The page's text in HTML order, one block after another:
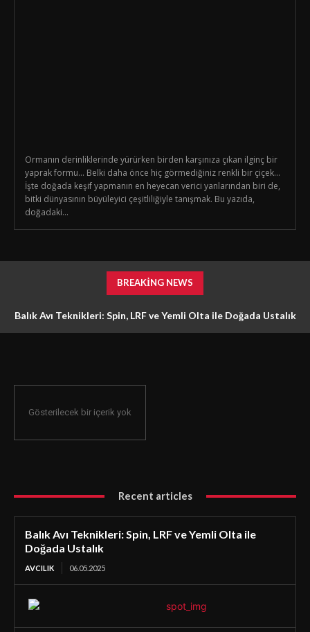
Ormanın derinliklerinde yürürken birden karşınıza çıkan ilginç bir
yaprak formu… Belki daha önce hiç görmediğiniz renkli bir çiçek…
İşte doğada keşif yapmanın en heyecan verici yanlarından biri de,
bitki dünyasının büyüleyici çeşitliliğiyle tanışmak. Bu yazıda,
doğadaki...
BREAKING NEWS
Balık Avı Teknikleri: Spin, LRF ve Yemli Olta ile Doğada Ustalık
Gösterilecek bir içerik yok
Recent articles
Balık Avı Teknikleri: Spin, LRF ve Yemli Olta ile
Doğada Ustalık
AVCILIK 06.05.2025